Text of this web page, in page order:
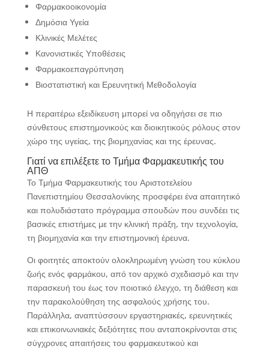
Φαρμακοοικονομία
Δημόσια Υγεία
Κλινικές Μελέτες
Κανονιστικές Υποθέσεις
Φαρμακοεπαγρύπνηση
Βιοστατιστική και Ερευνητική Μεθοδολογία
Η περαιτέρω εξειδίκευση μπορεί να οδηγήσει σε πιο
σύνθετους επιστημονικούς και διοικητικούς ρόλους στον
χώρο της υγείας, της βιομηχανίας και της έρευνας.
Γιατί να επιλέξετε το Τμήμα Φαρμακευτικής του
ΑΠΘ
Το Τμήμα Φαρμακευτικής του Αριστοτελείου
Πανεπιστημίου Θεσσαλονίκης προσφέρει ένα απαιτητικό
και πολυδιάστατο πρόγραμμα σπουδών που συνδέει τις
βασικές επιστήμες με την κλινική πράξη, την τεχνολογία,
τη βιομηχανία και την επιστημονική έρευνα.
Οι φοιτητές αποκτούν ολοκληρωμένη γνώση του κύκλου
ζωής ενός φαρμάκου, από τον αρχικό σχεδιασμό και την
παρασκευή του έως τον ποιοτικό έλεγχο, τη διάθεση και
την παρακολούθηση της ασφαλούς χρήσης του.
Παράλληλα, αναπτύσσουν εργαστηριακές, ερευνητικές
και επικοινωνιακές δεξιότητες που ανταποκρίνονται στις
σύγχρονες απαιτήσεις του φαρμακευτικού και